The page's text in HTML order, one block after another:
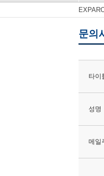
문의
타이
성명
메일